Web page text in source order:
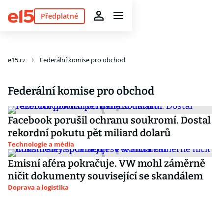
Předplatné
e15.cz Federální komise pro obchod
Federální komise pro obchod
Facebook porušil ochranu soukromí. Dostal
rekordní pokutu pět miliard dolarů
Technologie a média
Emisní aféra pokračuje. VW mohl záměrně
ničit dokumenty související se skandálem
Doprava a logistika